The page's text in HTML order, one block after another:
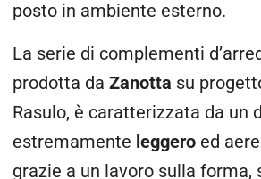
posto in ambiente esterno.
La serie di complementi
prodotta da Zanotta su
Rasulo, è caratterizzata da un
estremamente leggero ed
grazie a un lavoro sulla forma,